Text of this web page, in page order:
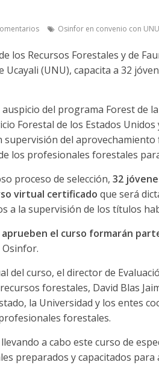
Osinfor en convenio con UNU
los Recursos Forestales y de
(UNU), capacita a 32
del programa Forest de
Forestal de los Estados
del
los profesionales forestales
proceso de selección, 32
virtual certificado que será
a la supervisión de los títulos
el curso formarán
Osinfor.
del curso, el director de
forestales, David Blas
la Universidad y los entes
forestales.
a cabo este curso de
preparados y capacitados